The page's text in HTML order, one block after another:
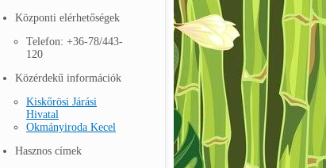
Központi elérhetőségek
Telefon: +36-78/443-
120
Közérdekű információk
Kiskőrösi Járási
Hivatal
Okmányiroda Kecel
Hasznos címek